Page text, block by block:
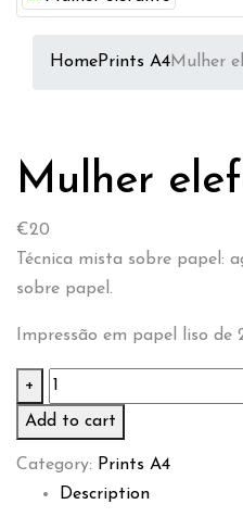
HomePrints A4Mulher
Mulher
€20
Técnica mista sobre papel:
sobre papel.
Impressão em papel liso de
+
Mulher
elefante
quantity
Add to cart
Category: Prints A4
Description